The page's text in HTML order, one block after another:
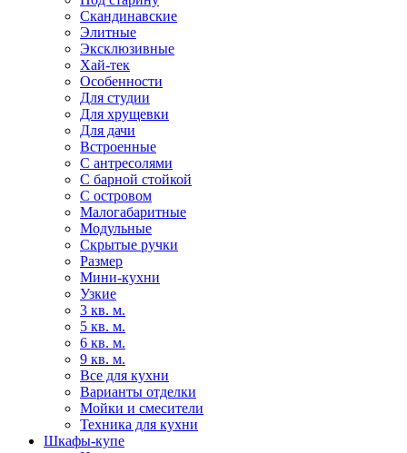
Скандинавские
Элитные
Эксклюзивные
Хай-тек
Особенности
Для студии
Для хрущевки
Для дачи
Встроенные
С антресолями
С барной стойкой
С островом
Малогабаритные
Модульные
Скрытые ручки
Размер
Мини-кухни
Узкие
3 кв. м.
5 кв. м.
6 кв. м.
9 кв. м.
Все для кухни
Варианты отделки
Мойки и смесители
Техника для кухни
Шкафы-купе